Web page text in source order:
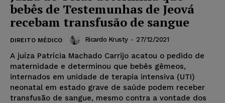
bebês de Testemunhas de Jeová
recebam transfusão de sangue
DIREITO MÉDICO Ricardo Krusty - 27/12/2021
A juíza Patrícia Machado Carrijo acatou o pedido de
maternidade e determinou que bebês gêmeos,
internados em unidade de terapia intensiva (UTI)
neonatal em estado grave de saúde podem receber
transfusão de sangue, mesmo contra a vontade dos